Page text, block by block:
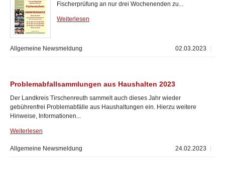
Fischerprüfung an nur drei Wochenenden zu...
Weiterlesen
02.03.2023
Allgemeine Newsmeldung
Problemabfallsammlungen aus Haushalten 2023
Der Landkreis Tirschenreuth sammelt auch dieses Jahr wieder
gebührenfrei Problemabfälle aus Haushaltungen ein. Hierzu weitere
Hinweise, Informationen...
Weiterlesen
24.02.2023
Allgemeine Newsmeldung